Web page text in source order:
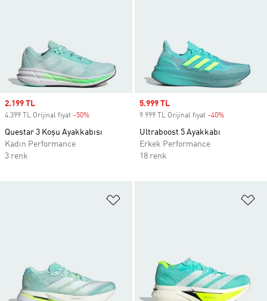
Sale price
2.199 TL
4.399 TL Orijinal fiyat -50%
Questar 3 Koşu Ayakkabısı
Kadın Performance
3 renk
Sale price
5.999 TL
9.999 TL Orijinal fiyat -40%
Ultraboost 5 Ayakkabı
Erkek Performance
18 renk